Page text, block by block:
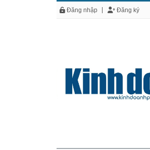
Đăng nhập Đăng ký